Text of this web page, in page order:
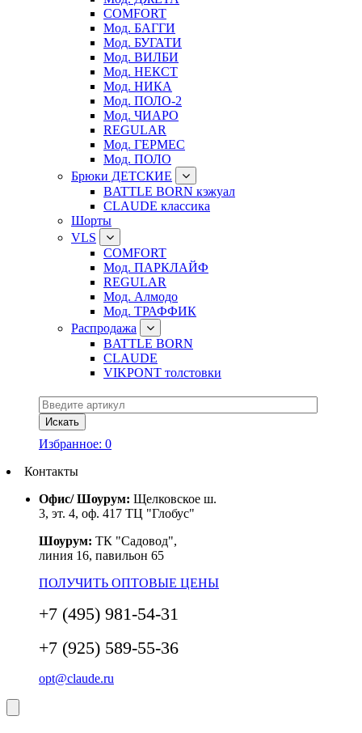
COMFORT
Мод. БАГГИ
Мод. БУГАТИ
Мод. ВИЛБИ
Мод. НЕКСТ
Мод. НИКА
Мод. ПОЛО-2
Мод. ЧИАРО
REGULAR
Мод. ГЕРМЕС
Мод. ПОЛО
Брюки ДЕТСКИЕ
BATTLE BORN кэжуал
CLAUDE классика
Шорты
VLS
COMFORT
Мод. ПАРКЛАЙФ
REGULAR
Мод. Алмодо
Мод. ТРАФФИК
Распродажа
BATTLE BORN
CLAUDE
VIKPONT толстовки
Избранное: 0
Контакты
Офис/ Шоурум: Щелковское ш.
3, эт. 4, оф. 417 ТЦ "Глобус"
Шоурум: ТК "Садовод",
линия 16, павильон 65
ПОЛУЧИТЬ ОПТОВЫЕ ЦЕНЫ
+7 (495) 981-54-31
+7 (925) 589-55-36
opt@claude.ru